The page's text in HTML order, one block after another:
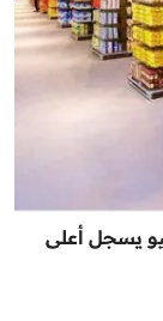
يسجل أعلى